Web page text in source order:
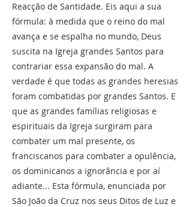
Reacção de Santidade. Eis aqui a sua
fórmula: à medida que o reino do mal
avança e se espalha no mundo, Deus
suscita na Igreja grandes Santos para
contrariar essa expansão do mal. A
verdade é que todas as grandes heresias
foram combatidas por grandes Santos. E
que as grandes famílias religiosas e
espirituais da Igreja surgiram para
combater um mal presente, os
franciscanos para combater a opulência,
os dominicanos a ignorância e por aí
adiante... Esta fórmula, enunciada por
São João da Cruz nos seus Ditos de Luz e